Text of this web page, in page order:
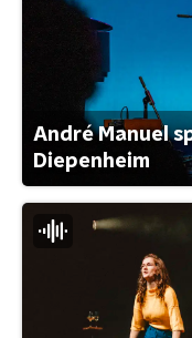
André Manuel
Diepenheim